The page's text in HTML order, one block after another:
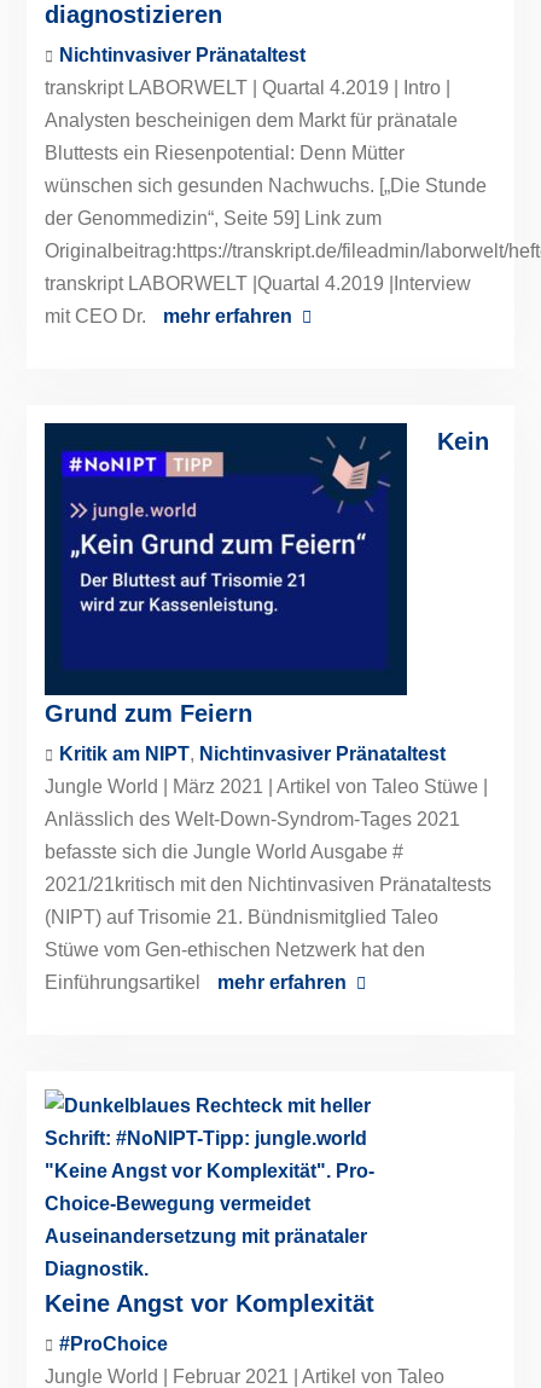
diagnostizieren
Nichtinvasiver Pränataltest
transkript LABORWELT | Quartal 4.2019 | Intro |
Analysten bescheinigen dem Markt für pränatale
Bluttests ein Riesenpotential: Denn Mütter
wünschen sich gesunden Nachwuchs. [„Die Stunde
der Genommedizin“, Seite 59] Link zum
Originalbeitrag:https://transkript.de/fileadmin/laborwelt/
transkript LABORWELT |Quartal 4.2019 |Interview
mit CEO Dr.
mehr erfahren
Kein
Grund zum Feiern
Kritik am NIPT, Nichtinvasiver Pränataltest
Jungle World | März 2021 | Artikel von Taleo Stüwe |
Anlässlich des Welt-Down-Syndrom-Tages 2021
befasste sich die Jungle World Ausgabe #
2021/21kritisch mit den Nichtinvasiven Pränataltests
(NIPT) auf Trisomie 21. Bündnismitglied Taleo
Stüwe vom Gen-ethischen Netzwerk hat den
Einführungsartikel
mehr erfahren
Keine Angst vor Komplexität
#ProChoice
Jungle World | Februar 2021 | Artikel von Taleo